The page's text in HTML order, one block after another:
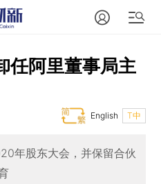
任阿里董事局主
T中
English
年股东大会，并保留合伙